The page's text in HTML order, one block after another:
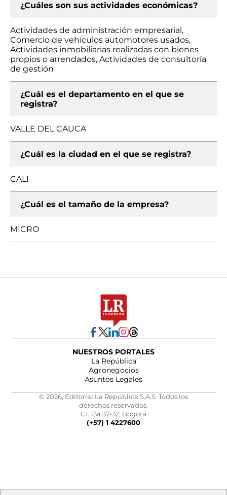
¿Cuáles son sus actividades económicas?
Actividades de administración empresarial,
Comercio de vehículos automotores usados,
Actividades inmobiliarias realizadas con bienes
propios o arrendados, Actividades de consultoría
de gestión
¿Cuál es el departamento en el que se
registra?
VALLE DEL CAUCA
¿Cuál es la ciudad en el que se registra?
CALI
¿Cuál es el tamaño de la empresa?
MICRO
NUESTROS PORTALES
La República
Agronegocios
Asuntos Legales
© 2026, Editorial La República S.A.S. Todos los
derechos reservados.
Cr. 13a 37-32, Bogotá
(+57) 1 4227600